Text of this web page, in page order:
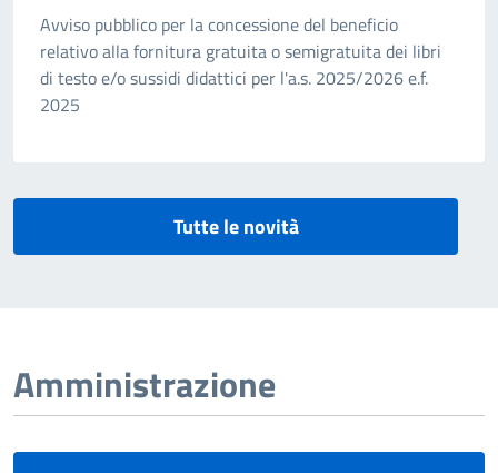
Avviso pubblico per la concessione del beneficio
relativo alla fornitura gratuita o semigratuita dei libri
di testo e/o sussidi didattici per l'a.s. 2025/2026 e.f.
2025
Tutte le novità
Amministrazione